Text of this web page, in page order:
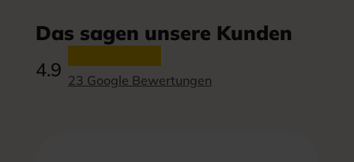
Das sagen unsere Kunden
4.9 23 Google Bewertungen